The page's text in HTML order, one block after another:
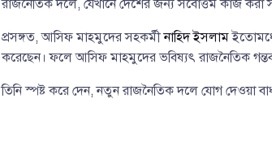
রাজনৈতিক দলে, যেখানে দেশের জন্য সর্বোত্তম কাজ করা
প্রসঙ্গত, আসিফ মাহমুদের সহকর্মীনাহিদ ইসলাম
করেছেন। ফলে আসিফ মাহমুদের ভবিষ্যৎ রাজনৈতিক
তিনি স্পষ্ট করে দেন, নতুন রাজনৈতিক দলে যোগ দেওয়া